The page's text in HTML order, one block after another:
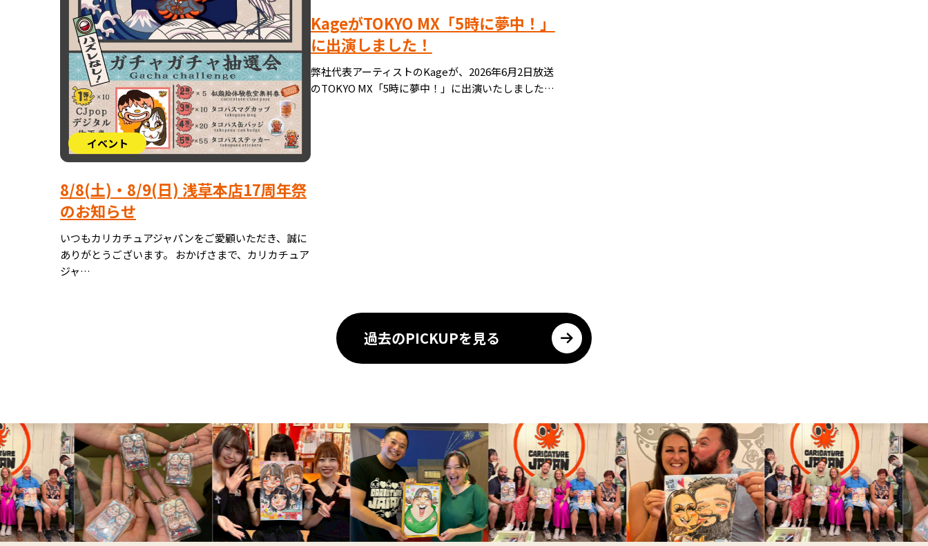
イベント
8/8(土)・8/9(日) 浅草本店17周年祭
のお知らせ
いつもカリカチュアジャパンをご愛顧いただき、誠に
ありがとうございます。 おかげさまで、カリカチュア
ジャ…
KageがTOKYO MX「5時に夢中！」
に出演しました！
弊社代表アーティストのKageが、2026年6月2日放送
のTOKYO MX「5時に夢中！」に出演いたしました…
過去のPICKUPを⾒る